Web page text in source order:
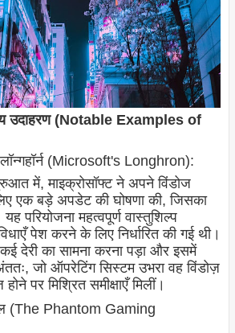
उदाहरण (Notable Examples of
लॉन्गहॉर्न (Microsoft's Longhron):
में, माइक्रोसॉफ्ट ने अपने विंडोज
एक बड़े अपडेट की घोषणा की, जिसका
परियोजना महत्वपूर्ण वास्तुशिल्प
पेश करने के लिए निर्धारित की गई थी।
कई देरी का सामना करना पड़ा और इसमें
जो ऑपरेटिंग सिस्टम उभरा वह विंडोज़
पर मिश्रित समीक्षाएँ मिलीं।
(The Phantom Gaming